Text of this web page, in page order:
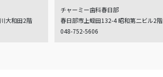
大和田2階
チャーミー歯科春日部
春日部市上蛭田132-4 昭和第二ビル2階
048-752-5606